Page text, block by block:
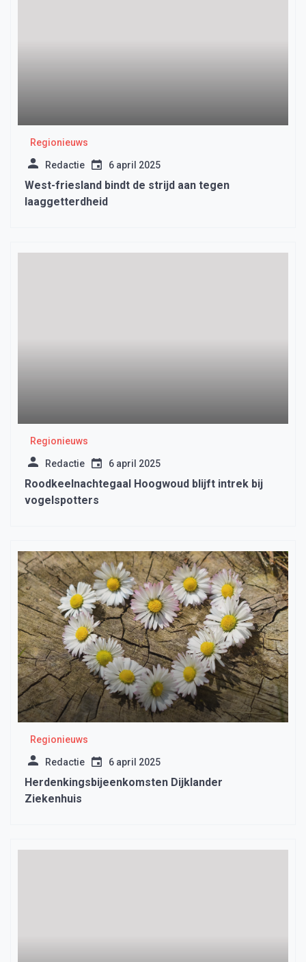
Regionieuws
Redactie 6 april 2025
West-friesland bindt de strijd aan tegen
laaggetterdheid
Regionieuws
Redactie 6 april 2025
Roodkeelnachtegaal Hoogwoud blijft intrek bij
vogelspotters
Regionieuws
Redactie 6 april 2025
Herdenkingsbijeenkomsten Dijklander
Ziekenhuis